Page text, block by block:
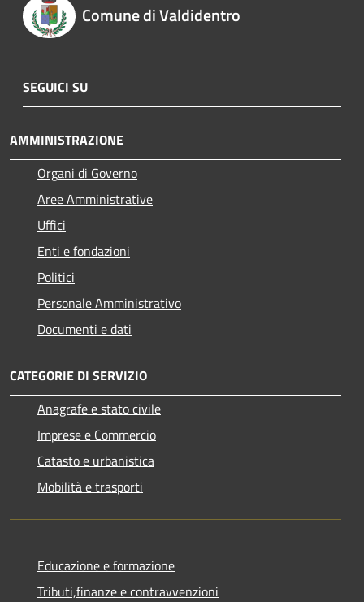
Comune di Valdidentro
SEGUICI SU
AMMINISTRAZIONE
Organi di Governo
Aree Amministrative
Uffici
Enti e fondazioni
Politici
Personale Amministrativo
Documenti e dati
CATEGORIE DI SERVIZIO
Anagrafe e stato civile
Imprese e Commercio
Catasto e urbanistica
Mobilità e trasporti
Educazione e formazione
Tributi,finanze e contravvenzioni